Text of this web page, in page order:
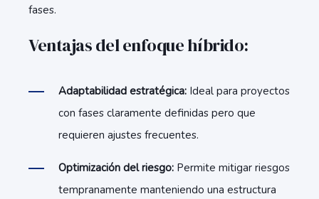
fases.
Ventajas del enfoque híbrido:
Adaptabilidad estratégica: Ideal para proyectos
con fases claramente definidas pero que
requieren ajustes frecuentes.
Optimización del riesgo: Permite mitigar riesgos
tempranamente manteniendo una estructura